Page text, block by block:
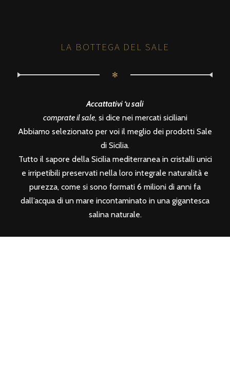
LA BOTTEGA DEL SALE
✻
Accattativi ‘u sali
comprate il sale, si dice nei mercati siciliani
Abbiamo selezionato per voi il meglio dei prodotti Sale
di Sicilia.
Tutto il sapore della Sicilia mediterranea in cristalli unici
e irripetibili preservati nella loro integrale naturalità e
purezza, come si sono formati 6 milioni di anni fa
dall’acqua di un mare incontaminato in una gigantesca
salina naturale.